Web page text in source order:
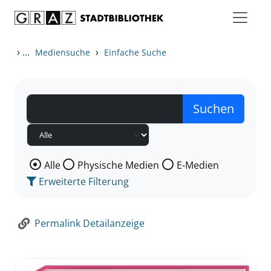
› ... Mediensuche › Einfache Suche
Wählen Sie die Medienart nach der Sie suchen wollen.
Alle Physische Medien
E-Medien
Erweiterte Filterung
Permalink Detailanzeige